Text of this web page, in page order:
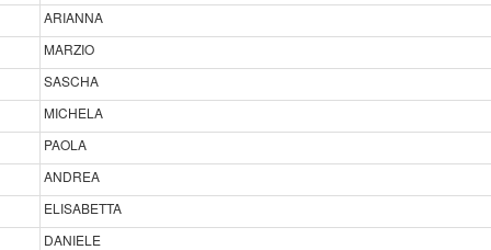
ARIANNA
MARZIO
SASCHA
MICHELA
PAOLA
ANDREA
ELISABETTA
DANIELE